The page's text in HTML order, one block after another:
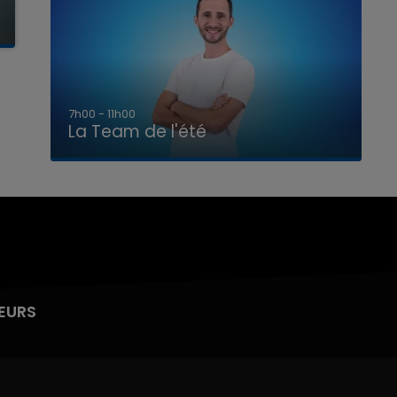
7h00 - 11h00
La Team de l'été